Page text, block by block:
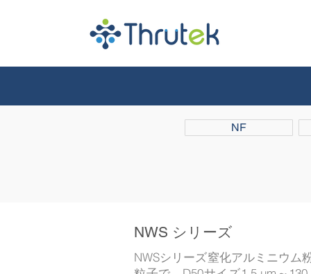
NF
NWSシリーズ窒化アルミニウム
NWS シリーズ